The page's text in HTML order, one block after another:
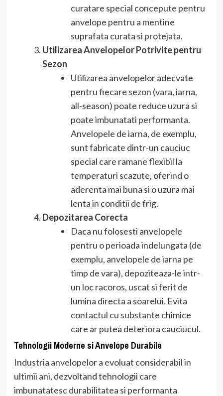
curatare special concepute pentru
anvelope pentru a mentine
suprafata curata si protejata.
Utilizarea Anvelopelor Potrivite pentru
Sezon
Utilizarea anvelopelor adecvate
pentru fiecare sezon (vara, iarna,
all-season) poate reduce uzura si
poate imbunatati performanta.
Anvelopele de iarna, de exemplu,
sunt fabricate dintr-un cauciuc
special care ramane flexibil la
temperaturi scazute, oferind o
aderenta mai buna si o uzura mai
lenta in conditii de frig.
Depozitarea Corecta
Daca nu folosesti anvelopele
pentru o perioada indelungata (de
exemplu, anvelopele de iarna pe
timp de vara), depoziteaza-le intr-
un loc racoros, uscat si ferit de
lumina directa a soarelui. Evita
contactul cu substante chimice
care ar putea deteriora cauciucul.
Tehnologii Moderne si Anvelope Durabile
Industria anvelopelor a evoluat considerabil in
ultimii ani, dezvoltand tehnologii care
imbunatatesc durabilitatea si performanta